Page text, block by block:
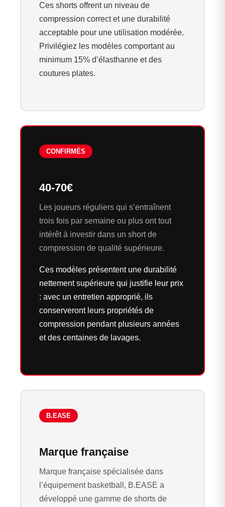
Ces shorts offrent un niveau de
compression correct et une durabilité
acceptable pour une utilisation modérée.
Privilégiez les modèles comportant au
minimum 15% d’élasthanne et des
coutures plates.
CONFIRMÉS
40-70€
Les joueurs réguliers qui s’entraînent
trois fois par semaine ou plus ont tout
intérêt à investir dans un short de
compression de qualité supérieure.
Ces modèles présentent une durabilité
nettement supérieure qui justifie leur prix
: avec un entretien approprié, ils
conserveront leurs propriétés de
compression pendant plusieurs années
et des centaines de lavages.
B.EASE
Marque française
Marque française spécialisée dans
l’équipement basketball, B.EASE a
développé une gamme de shorts de